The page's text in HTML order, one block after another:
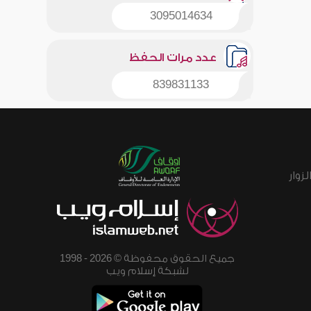
3095014634
عدد مرات الحفظ
839831133
جميع الحقوق محفوظة © 2026 - 1998
لشبكة إسلام ويب